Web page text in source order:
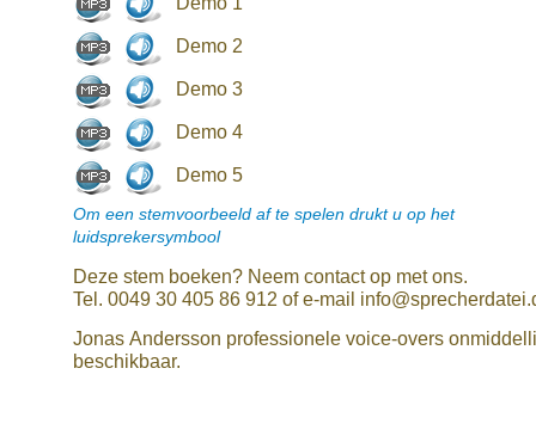
Demo 2
Demo 3
Demo 4
Demo 5
Om een stemvoorbeeld af te spelen drukt u op het
luidsprekersymbool
Deze stem boeken? Neem contact op met ons.
Tel. 0049 30 405 86 912 of e-mail
Jonas Andersson professionele voice-overs
beschikbaar.